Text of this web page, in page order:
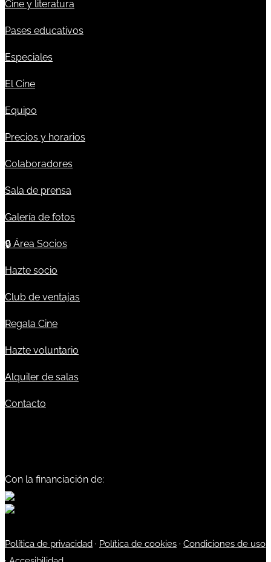
Cine y literatura
Pases educativos
Especiales
El Cine
Equipo
Precios y horarios
Colaboradores
Sala de prensa
Galería de fotos
🔒 Área Socios
Hazte socio
Club de ventajas
Regala Cine
Hazte voluntario
Alquiler de salas
Contacto
Con la financiación de:
Política de privacidad · Política de cookies · Condiciones de uso